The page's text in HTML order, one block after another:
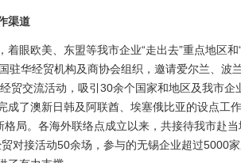
渠道
欧美、东盟等我市企业“走出去”重点地区和“
驻华经贸机构及商协会组织，邀请爱尔兰、波
贸交流活动，吸引30余个国家和地区及我市
了澳新日韩及阿联酋、埃塞俄比亚的设点工
局。各海外联络点成立以来，共接待我市赴
对接活动50余场，参与的无锡企业超过5000